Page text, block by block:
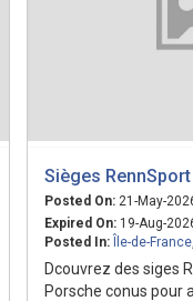
Sièges
Posted On: 21-May-
Expired On: 19-Aug-
Posted In: Île-de-France
Dcouvrez des siges
Porsche conus pour